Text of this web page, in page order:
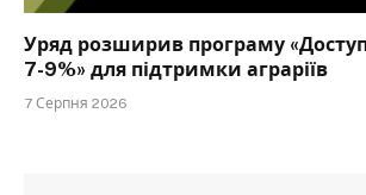
Уряд розширив програму
7-9%» для підтримки аграріїв
7 Серпня 2026